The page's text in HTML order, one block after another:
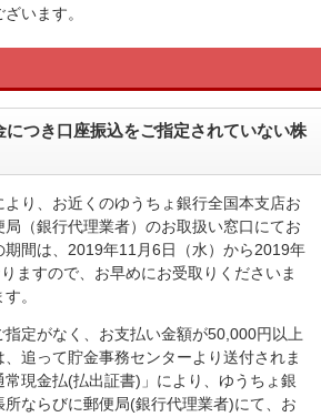
います。
につき口座振込をご指定されていない株
り、お近くのゆうちょ銀行全国本支店お
（銀行代理業者）のお取扱い窓口にてお
間は、2019年11月6日（水）から2019年
ますので、お早めにお受取りくださいま
。
定がなく、お支払い金額が50,000円以上
追って貯金事務センターより送付されま
現金払(払出証書)」により、ゆうちょ銀
ならびに郵便局(銀行代理業者)にて、お